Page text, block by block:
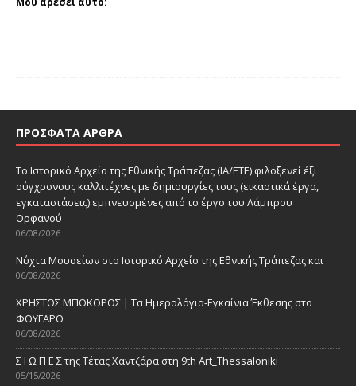
ΠΡΌΣΦΑΤΑ ΆΡΘΡΑ
Το Ιστορικό Αρχείο της Εθνικής Τράπεζας (ΙΑ/ΕΤΕ) φιλοξενεί έξι
σύγχρονους καλλιτέχνες με δημιουργίες τους (εικαστικά έργα,
εγκαταστάσεις) εμπνευσμένες από το έργο του Λάμπρου
Ορφανού
06/08/2026
Νύχτα Μουσείων στο Ιστορικό Αρχείο της Εθνικής Τράπεζας και
06/08/2026
ΧΡΗΣΤΟΣ ΜΠΟΚΟΡΟΣ | Τα Ημερολόγια-Εγκαίνια Έκθεσης στο
ΦΟΥΓΑΡΟ
06/08/2026
Σ Ι Ω Π Ε Σ της Τέτας Χαντζάρα στη 9th Art_Thessaloniki
05/15/2026